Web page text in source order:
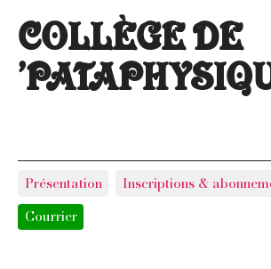
COLLÈGE DE
Présentation Inscriptions &
Courrier